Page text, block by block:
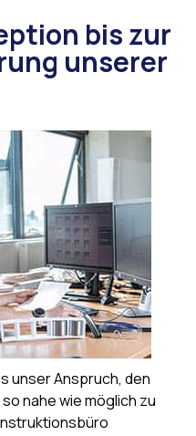
bis zur
unserer
unser Anspruch, den
nahe wie möglich zu